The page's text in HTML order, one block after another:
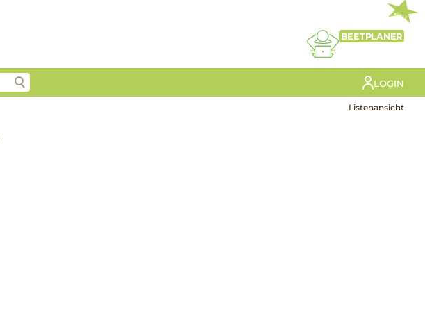
NEU
BEETPLANER
LOGIN
Listenansicht